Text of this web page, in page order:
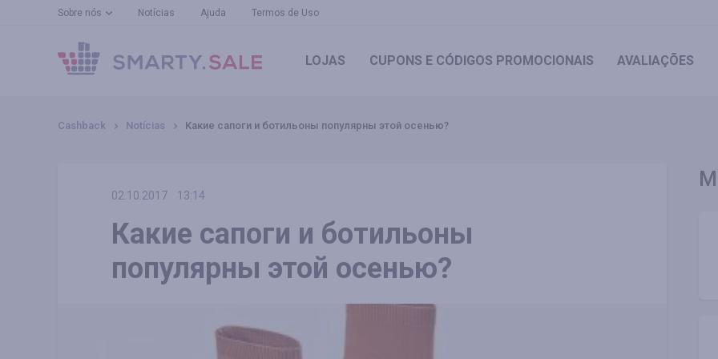
Sobre nós Notícias Ajuda Termos de Uso
LOJAS CUPONS E CÓDIGOS PROMOCIONAIS AVALIAÇÕES
Cashback Notícias Какие сапоги и ботильоны популярны этой осенью?
02.10.2017 13:14
Какие сапоги и ботильоны
популярны этой осенью?